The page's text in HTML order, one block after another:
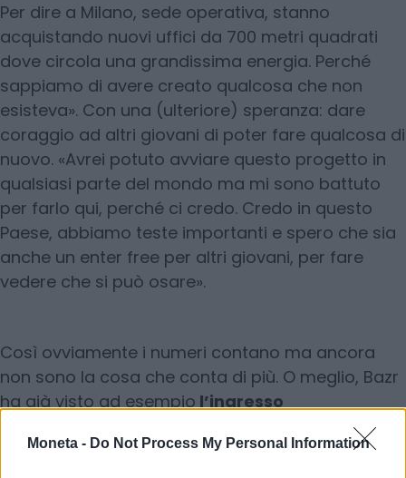
Moneta - Do Not Process My Personal Information
Per dire a Milano, sede operativa, stanno
acquistando nuovi uffici da 700 metri quadrati
dove circola una grandissima energia. Perché
sappiamo di avere creato qualcosa che non
esisteva». Con una (ulteriore) speranza: dare
coraggio ad altri giovani di poter fare qualcosa di
nuovo. «Avrei potuto avviare questo progetto in
qualsiasi parte del mondo ma mi sono battuto
per farlo qui, perché ci credo. Credo in questo
Paese, abbiamo teste importanti e spero che sia
anche un enter free per altri giovani, per fare
vedere che si può osare».
Così ovviamente i numeri contano ma ancora
non sono la cosa che conta di più. O meglio, Bazr
ha già visto ad esempiol’ingresso
come Valiant
che ha acquisito una quota di minoranza nella